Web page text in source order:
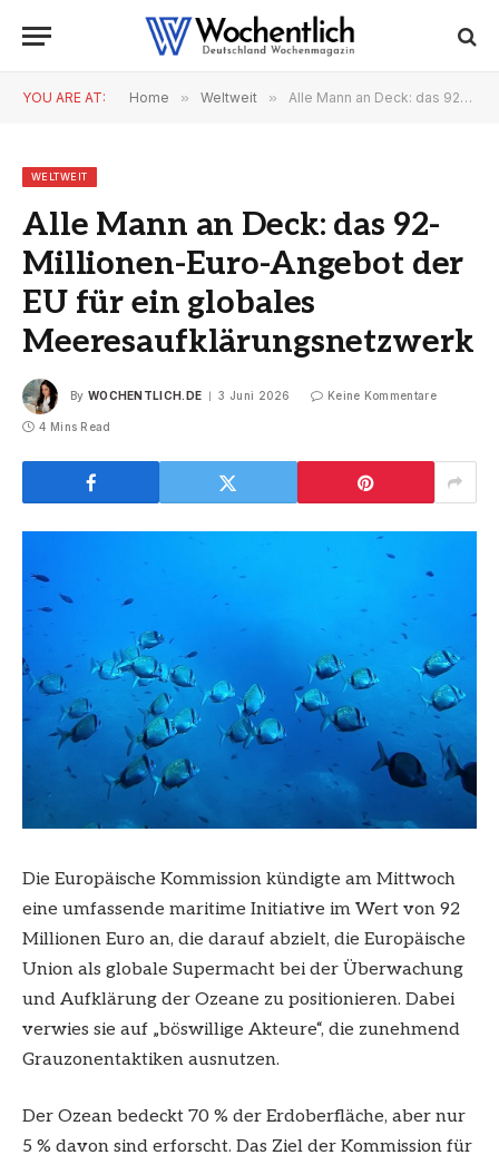
YOU ARE AT: Home » Weltweit » Alle Mann an Deck: das 92-Millionen-Euro-Angebot der EU für ein globales Meeresaufklärungsnetzwerk
WELTWEIT
Alle Mann an Deck: das 92-
Millionen-Euro-Angebot der
EU für ein globales
Meeresaufklärungsnetzwerk
By WOCHENTLICH.DE 3 Juni 2026 Keine Kommentare
4 Mins Read
Die Europäische Kommission kündigte am Mittwoch
eine umfassende maritime Initiative im Wert von 92
Millionen Euro an, die darauf abzielt, die Europäische
Union als globale Supermacht bei der Überwachung
und Aufklärung der Ozeane zu positionieren. Dabei
verwies sie auf „böswillige Akteure“, die zunehmend
Grauzonentaktiken ausnutzen.
Der Ozean bedeckt 70 % der Erdoberfläche, aber nur
5 % davon sind erforscht. Das Ziel der Kommission für